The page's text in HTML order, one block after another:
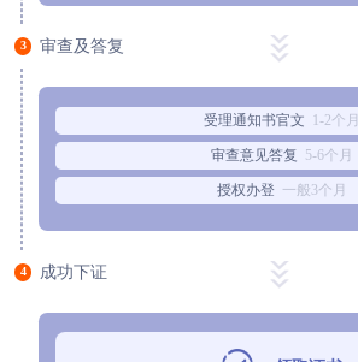
3 审查及答复
受理通知书官文 1-2个月
审查意见答复 5-6个月
授权办登 一般3个月
4 成功下证